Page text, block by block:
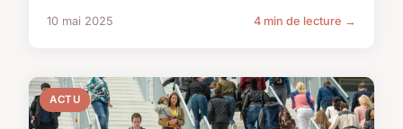
10 mai 2025 4 min de lecture →
ACTU